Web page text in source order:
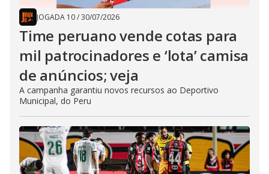
JOGADA 10/30/07/2026
Time peruano vende cotas para
mil patrocinadores e ‘lota’ camisa
de anúncios; veja
A campanha garantiu novos recursos ao Deportivo
Municipal, do Peru